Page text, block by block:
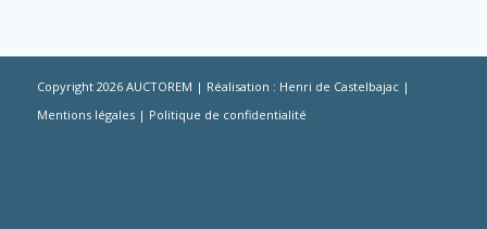
Copyright 2026 AUCTOREM | Réalisation : Henri de Castelbajac |
Mentions légales| Politique de confidentialité